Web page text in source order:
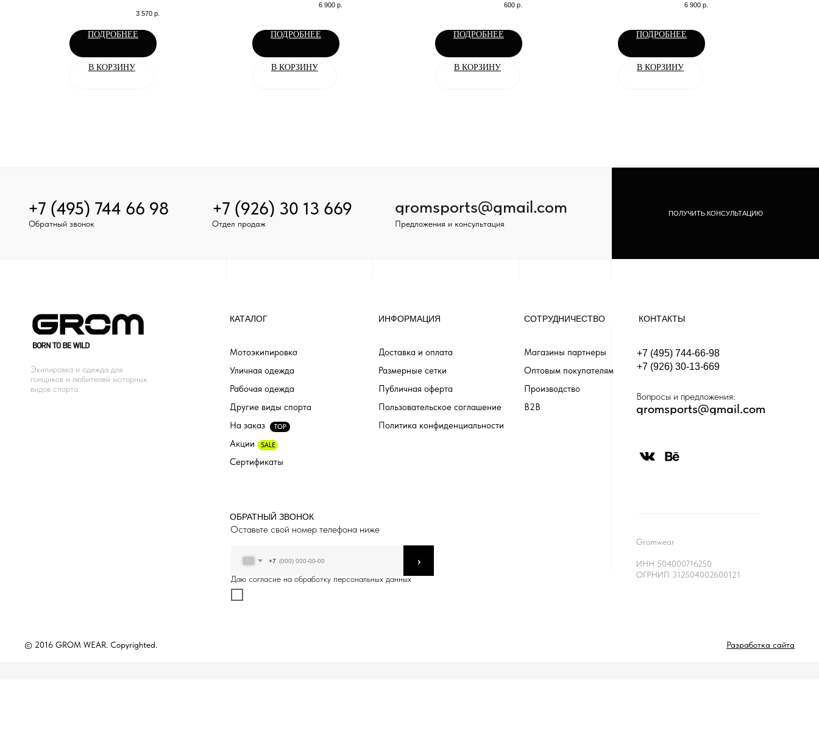
3 570 р.
ПОДРОБНЕЕ
В КОРЗИНУ
6 900 р.
ПОДРОБНЕЕ
В КОРЗИНУ
600 р.
ПОДРОБНЕЕ
В КОРЗИНУ
6 900 р.
ПОДРОБНЕЕ
В КОРЗИНУ
+7 (495) 744 66 98 gromsports@gmail.com
Предложения и консультация
ПОЛУЧИТЬ КОНСУЛЬТАЦИЮ
+7 (926) 30 13 669
Отдел продаж
Обратный звонок
КАТАЛОГ
Мотоэкипировка
Уличная одежда
Рабочая одежда
На заказ TOP
ИНФОРМАЦИЯ
Доставка и оплата
Производство
Размерные сетки
Публичная оферта
Пользовательское соглашение
СОТРУДНИЧЕСТВО
Магазины партнеры
Оптовым покупателям
Акции SALE
КОНТАКТЫ
+7 (495) 744-66-98
+7 (926) 30-13-669
gromsports@gmail.com
Gromwear
ИНН 504000716250
ОГРНИП 312504002600121
© 2016 GROM WEAR. Copyrighted. Разработка сайта
Вопросы и предложения:
Экипировка и одежда для
гонщиков и любителей моторных
видов спорта
ОБРАТНЫЙ ЗВОНОК
Оставьте свой номер телефона ниже
+7
Даю согласие на обработку персональных данных
›
Политика конфиденциальности
Сертификаты
Другие виды спорта B2B